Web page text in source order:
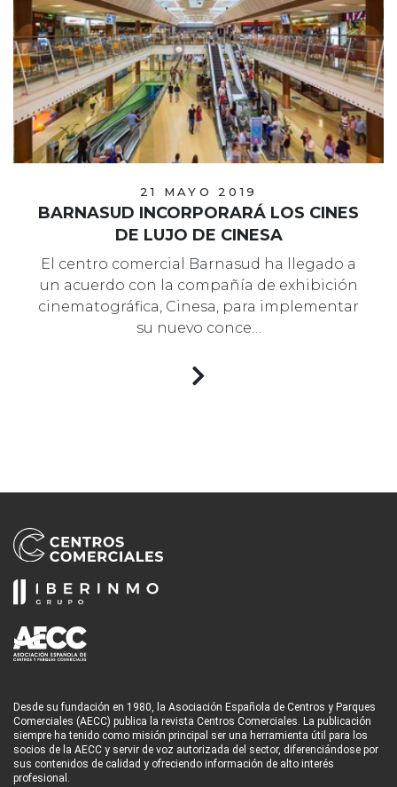
21 MAYO 2019
BARNASUD INCORPORARÁ LOS CINES
DE LUJO DE CINESA
El centro comercial Barnasud ha llegado a
un acuerdo con la compañía de exhibición
cinematográfica, Cinesa, para implementar
su nuevo conce…
Desde su fundación en 1980, la Asociación Española de Centros y Parques
Comerciales (AECC) publica la revista Centros Comerciales. La publicación
siempre ha tenido como misión principal ser una herramienta útil para los
socios de la AECC y servir de voz autorizada del sector, diferenciándose por
sus contenidos de calidad y ofreciendo información de alto interés
profesional.